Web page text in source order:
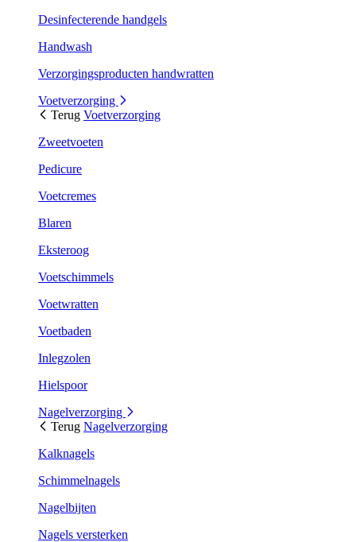
Desinfecterende handgels
Handwash
Verzorgingsproducten handwratten
Voetverzorging
Terug Voetverzorging
Zweetvoeten
Pedicure
Voetcremes
Blaren
Eksteroog
Voetschimmels
Voetwratten
Voetbaden
Inlegzolen
Hielspoor
Nagelverzorging
Terug Nagelverzorging
Kalknagels
Schimmelnagels
Nagelbijten
Nagels versterken